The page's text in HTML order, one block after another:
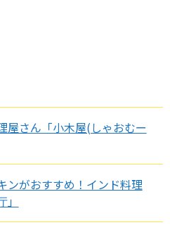
屋さん「小木屋(しゃおむー
ンがおすすめ！インド料理